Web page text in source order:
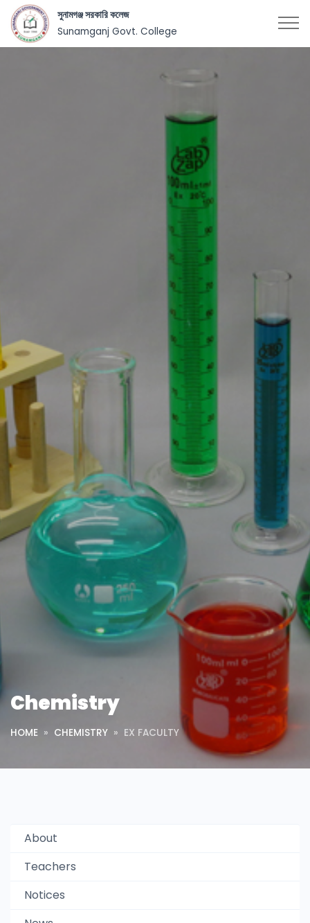
সুনামগঞ্জ সরকারি কলেজ
Sunamganj Govt. College
Chemistry
HOME CHEMISTRY EX FACULTY
About
Teachers
Notices